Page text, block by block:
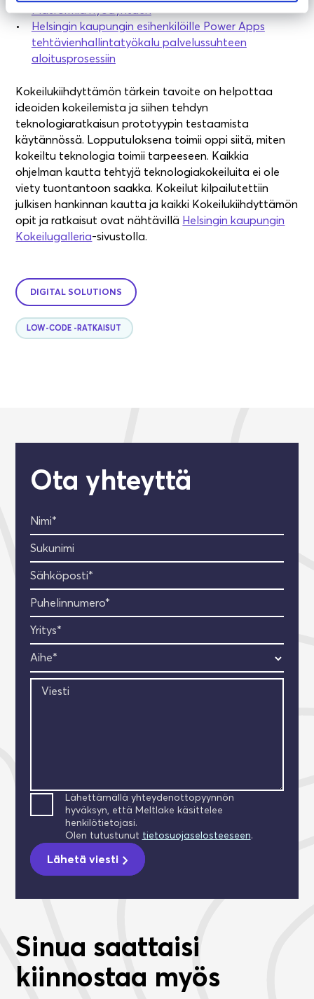
Platformia hyödyntäen‍
Helsingin kaupungin esihenkilöille Power Apps
tehtävienhallintatyökalu palvelussuhteen
aloitusprosessiin
Kokeilukiihdyttämön tärkein tavoite on helpottaa
ideoiden kokeilemista ja siihen tehdyn
teknologiaratkaisun prototyypin testaamista
käytännössä. Lopputuloksena toimii oppi siitä, miten
kokeiltu teknologia toimii tarpeeseen. Kaikkia
ohjelman kautta tehtyjä teknologiakokeiluita ei ole
viety tuontantoon saakka. Kokeilut kilpailutettiin
julkisen hankinnan kautta ja kaikki Kokeilukiihdyttämön
opit ja ratkaisut ovat nähtävillä Helsingin kaupungin
Kokeilugalleria-sivustolla.
DIGITAL SOLUTIONS
LOW-CODE -RATKAISUT
Ota yhteyttä
Nimi*
Sukunimi
Sähköposti*
Puhelinnumero*
Yritys*
Aihe*
Viesti
Lähettämällä yhteydenottopyynnön
hyväksyn, että Meltlake käsittelee
henkilötietojasi.
Olen tutustunut tietosuojaselosteeseen.
Lähetä viesti
Sinua saattaisi
kiinnostaa myös